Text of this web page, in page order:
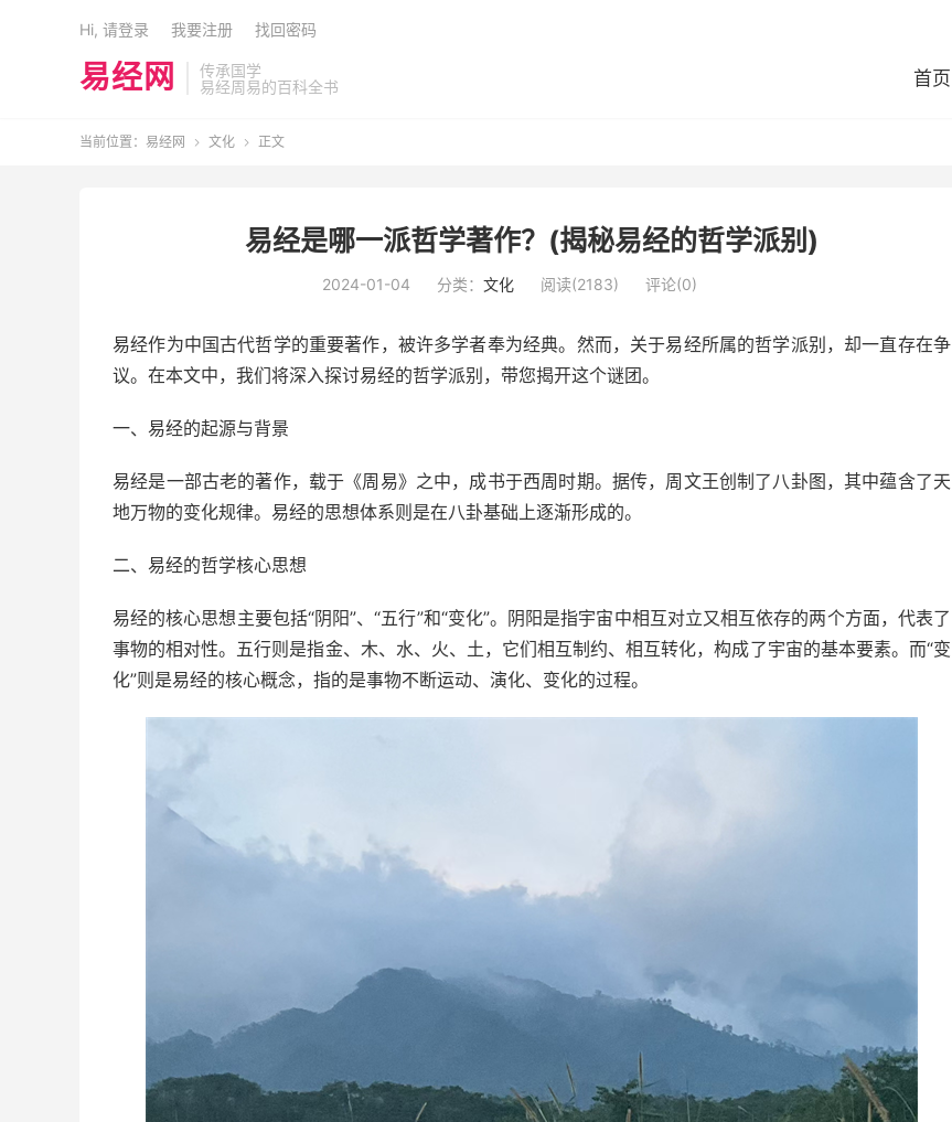
易经网
传承国学
易经周易的百科全书
首页
Hi, 请登录 我要注册 找回密码
当前位置： 易经网  文化  正文
易经是哪一派哲学著作？(揭秘易经的哲学派别)
2024-01-04 分类： 文化 阅读(2183) 评论(0)
易经作为中国古代哲学的重要著作，被许多学者奉为经典。然而，关于易经所属的哲学派别，却一直存在争
议。在本文中，我们将深入探讨易经的哲学派别，带您揭开这个谜团。
一、易经的起源与背景
易经是一部古老的著作，载于《周易》之中，成书于西周时期。据传，周文王创制了八卦图，其中蕴含了天
地万物的变化规律。易经的思想体系则是在八卦基础上逐渐形成的。
二、易经的哲学核心思想
易经的核心思想主要包括“阴阳”、“五行”和“变化”。阴阳是指宇宙中相互对立又相互依存的两个方面，代表了
事物的相对性。五行则是指金、木、水、火、土，它们相互制约、相互转化，构成了宇宙的基本要素。而“变
化”则是易经的核心概念，指的是事物不断运动、演化、变化的过程。